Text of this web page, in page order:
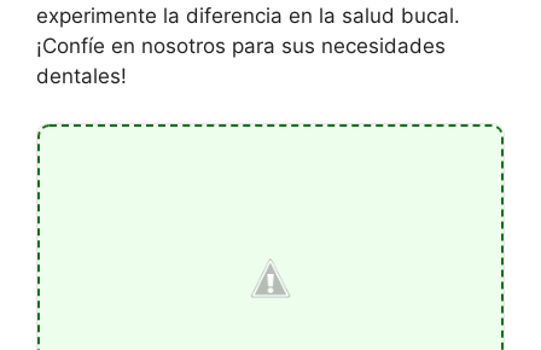
experimente la diferencia en la salud bucal.
¡Confíe en nosotros para sus necesidades
dentales!